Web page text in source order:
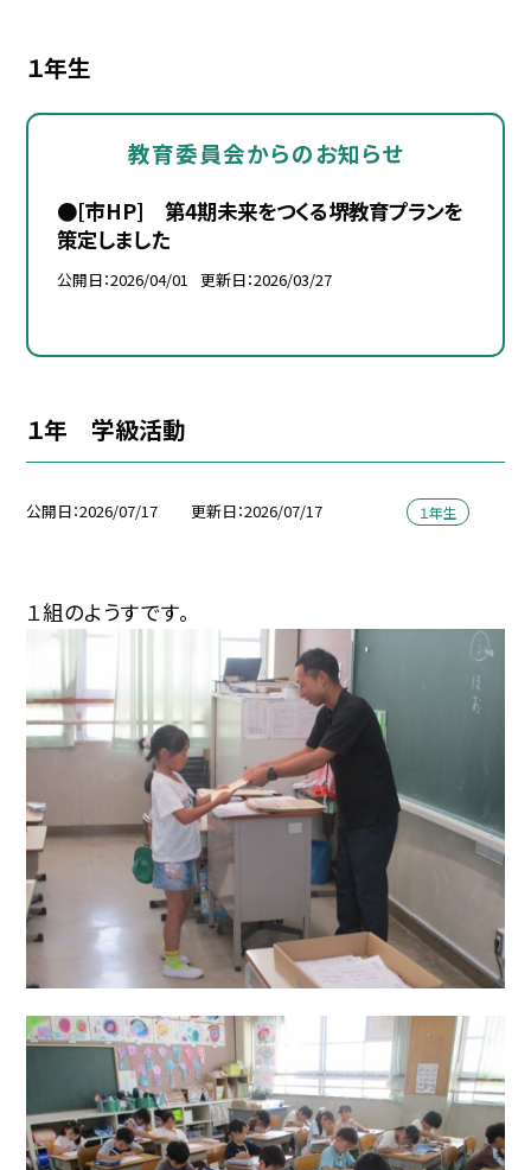
１年生
教育委員会からのお知らせ
●[市HP] 第4期未来をつくる堺教育プランを
策定しました
公開日 2026/04/01 更新日 2026/03/27
１年 学級活動
公開日 2026/07/17 更新日 2026/07/17 １年生
１組のようすです。